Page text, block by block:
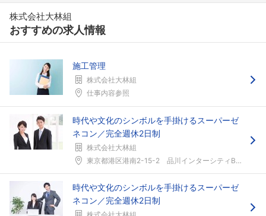
株式会社大林組
おすすめの求人情報
施工管理
株式会社大林組
仕事内容参照
時代や文化のシンボルを手掛けるスーパーゼ
ネコン／完全週休2日制
株式会社大林組
東京都港区港南2-15-2 品川インターシティB棟...
時代や文化のシンボルを手掛けるスーパーゼ
ネコン／完全週休2日制